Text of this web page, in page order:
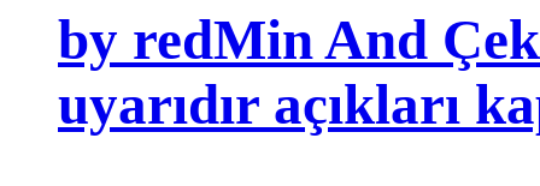
by redMin And
uyarıdır açıkları